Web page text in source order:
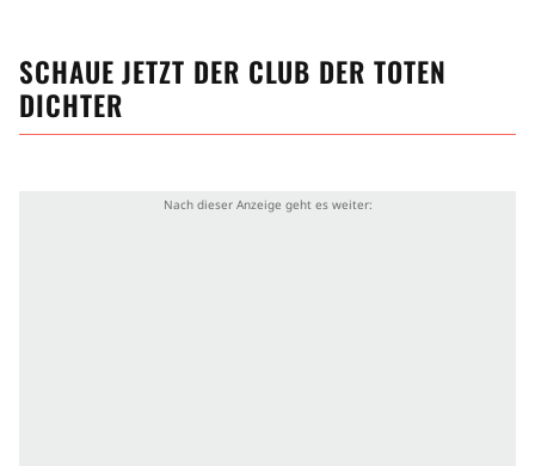
SCHAUE JETZT DER CLUB DER TOTEN
DICHTER